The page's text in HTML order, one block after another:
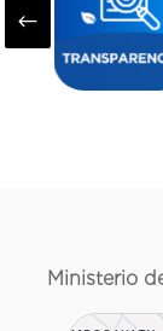
#
Ministerio